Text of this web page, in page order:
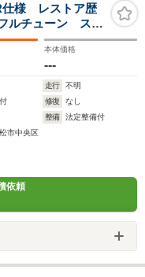
様 レストア歴
ルチューン ステ
ミッション ケ
ハヤシ10J鏡面バ
本体価格
---
走行
不明
修復
なし
整備
法定整備付
市中央区
依頼